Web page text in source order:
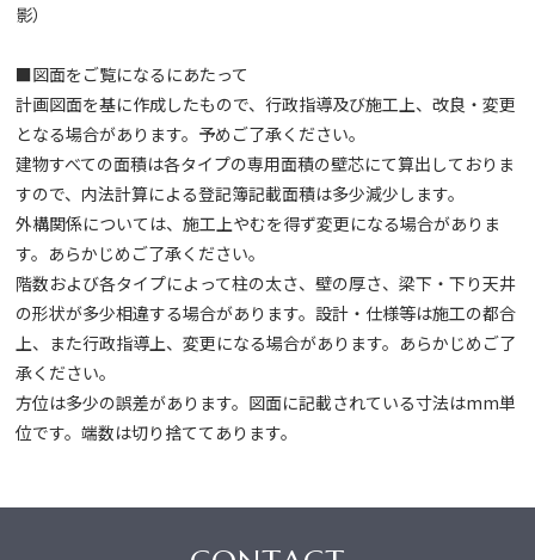
影）
■図面をご覧になるにあたって
計画図面を基に作成したもので、行政指導及び施工上、改良・変更
となる場合があります。予めご了承ください。
建物すべての面積は各タイプの専用面積の壁芯にて算出しておりま
すので、内法計算による登記簿記載面積は多少減少します。
外構関係については、施工上やむを得ず変更になる場合がありま
す。あらかじめご了承ください。
階数および各タイプによって柱の太さ、壁の厚さ、梁下・下り天井
の形状が多少相違する場合があります。設計・仕様等は施工の都合
上、また行政指導上、変更になる場合があります。あらかじめご了
承ください。
方位は多少の誤差があります。図面に記載されている寸法はmm単
位です。端数は切り捨ててあります。